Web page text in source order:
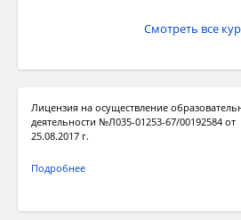
Смотреть все
Лицензия на осуществление
деятельности №Л035-01253-67/00192584 от
25.08.2017 г.
Подробнее